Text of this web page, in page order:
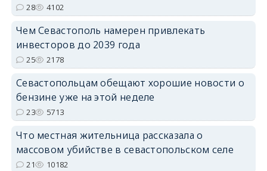
28 4102
Чем Севастополь намерен привлекать
инвесторов до 2039 года
25 2178
Севастопольцам обещают хорошие новости о
бензине уже на этой неделе
23 5713
Что местная жительница рассказала о
массовом убийстве в севастопольском селе
21 10182